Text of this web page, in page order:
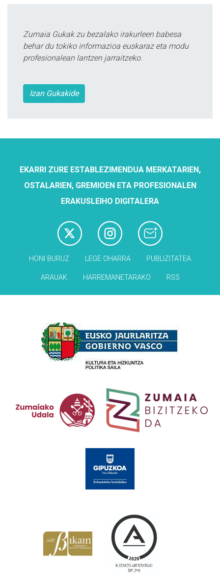
Zumaia Gukak zu bezalako irakurleen babesa
behar du tokiko informazioa euskaraz eta modu
profesionalean lantzen jarraitzeko.
Izan Gukakide
EKARRI ZURE ESTABLEZIMENDUA MERKATARIEN,
OSTALARIEN, GREMIOEN ETA PROFESIONALEN
ERAKUSLEIHO DIGITALERA
HONI BURUZ LEGE OHARRA PUBLIZITATEA
ARAUAK HARREMANETARAKO RSS